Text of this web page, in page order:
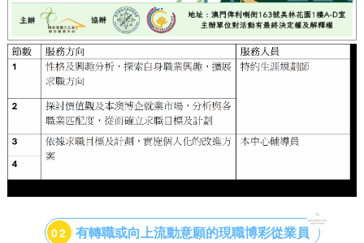
02 有轉職或向上流動意願的現職博彩從業員